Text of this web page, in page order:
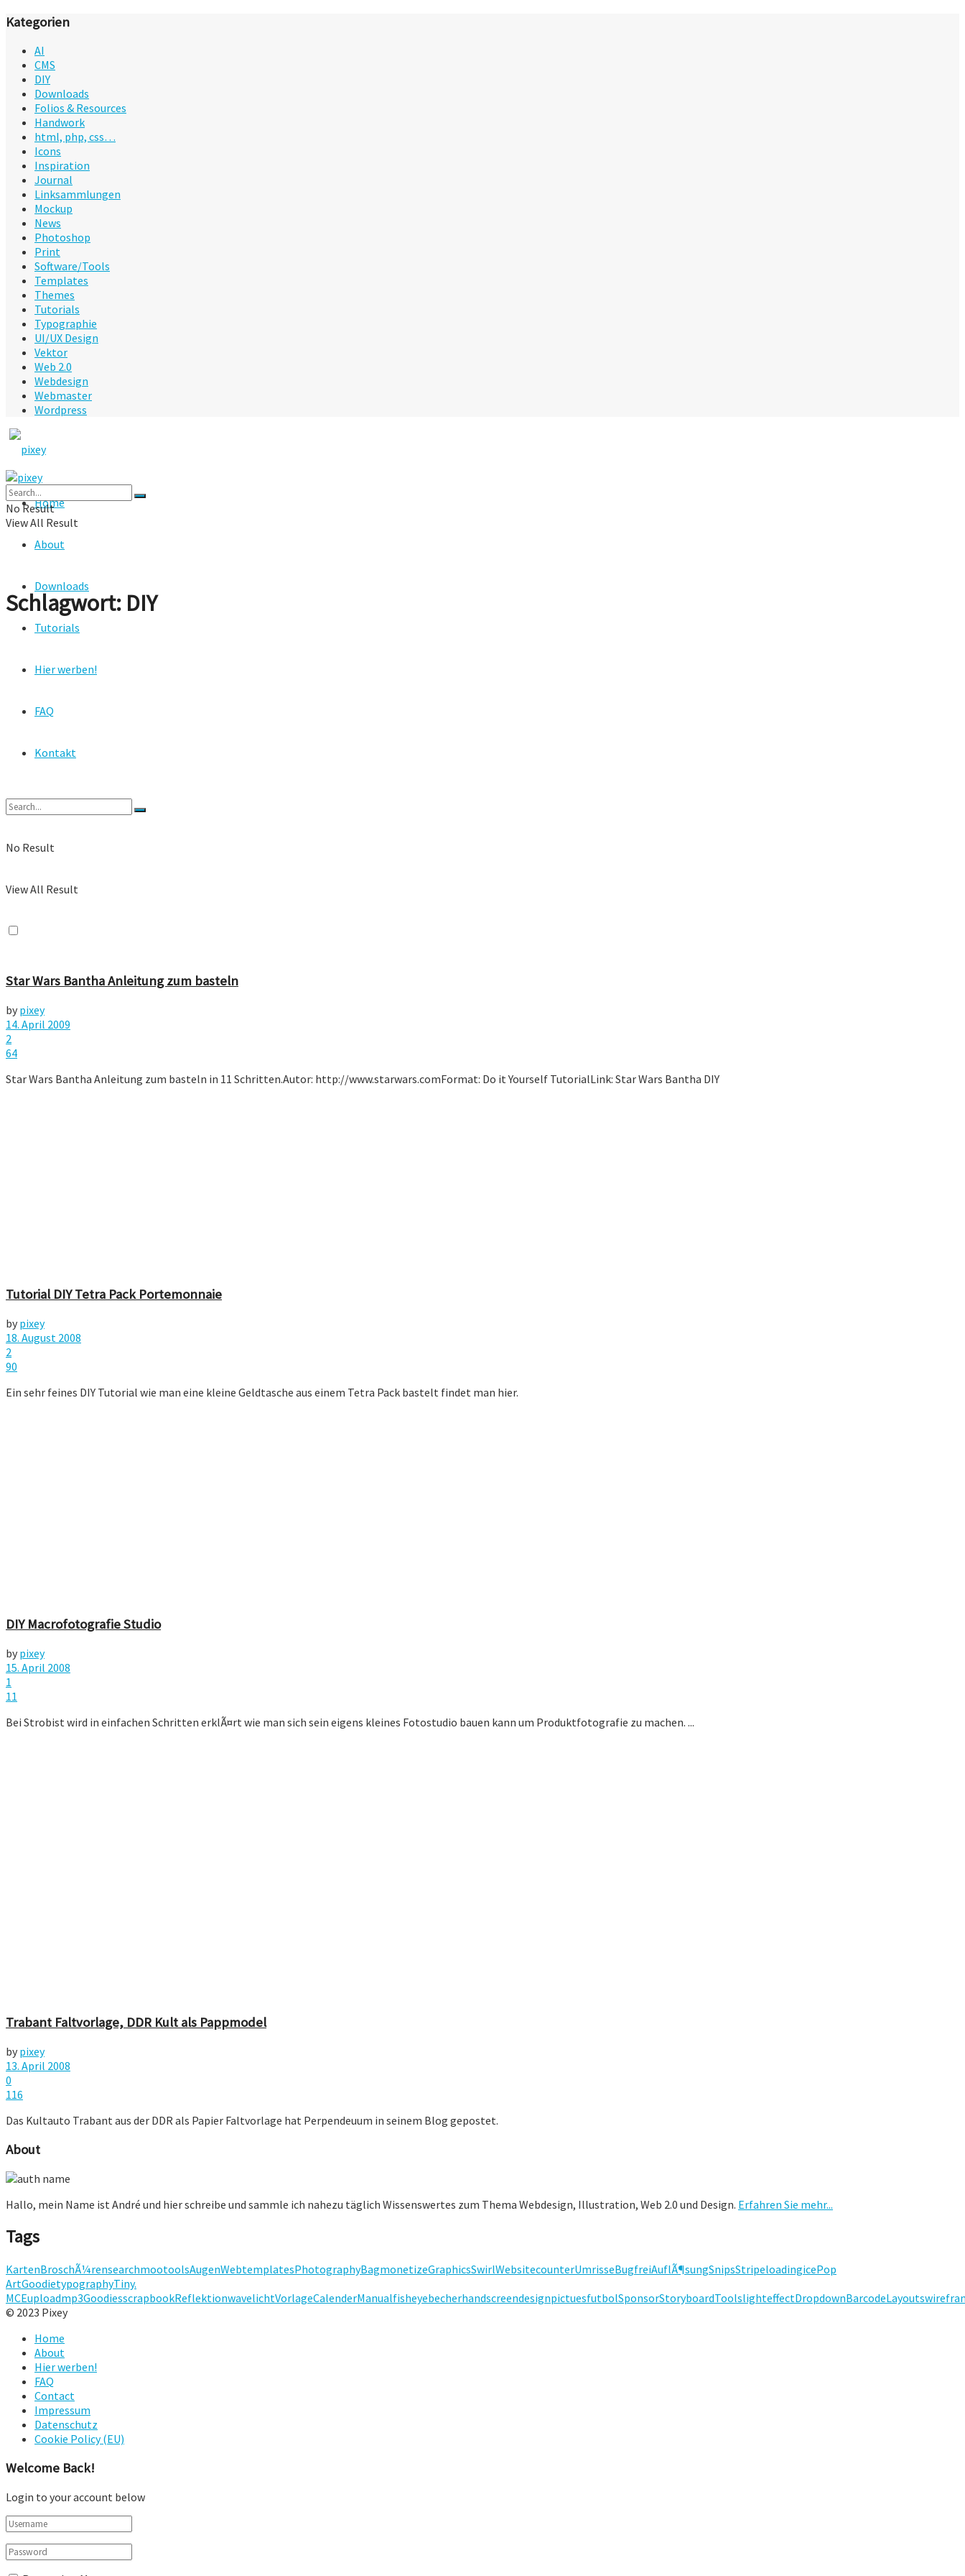
Kategorien
AI
CMS
DIY
Downloads
Folios & Resources
Handwork
html, php, css…
Icons
Inspiration
Journal
Linksammlungen
Mockup
News
Photoshop
Print
Software/Tools
Templates
Themes
Tutorials
Typographie
UI/UX Design
Vektor
Web 2.0
Webdesign
Webmaster
Wordpress
Home
About
Downloads
Tutorials
Hier werben!
FAQ
Kontakt
No Result
View All Result
No Result
View All Result
Schlagwort: DIY
Star Wars Bantha Anleitung zum basteln
by pixey
14. April 2009
2
64
Star Wars Bantha Anleitung zum basteln in 11 Schritten.Autor: http://www.starwars.comFormat: Do it Yourself TutorialLink: Star Wars Bantha DIY
Tutorial DIY Tetra Pack Portemonnaie
by pixey
18. August 2008
2
90
Ein sehr feines DIY Tutorial wie man eine kleine Geldtasche aus einem Tetra Pack bastelt findet man hier.
DIY Macrofotografie Studio
by pixey
15. April 2008
1
11
Bei Strobist wird in einfachen Schritten erklÃ¤rt wie man sich sein eigens kleines Fotostudio bauen kann um Produktfotografie zu machen. ...
Trabant Faltvorlage, DDR Kult als Pappmodel
by pixey
13. April 2008
0
116
Das Kultauto Trabant aus der DDR als Papier Faltvorlage hat Perpendeuum in seinem Blog gepostet.
About
Hallo, mein Name ist André und hier schreibe und sammle ich nahezu täglich Wissenswertes zum Thema Webdesign, Illustration, Web 2.0 und Design. Erfahren Sie mehr...
Tags
KartenBroschÃ¼rensearchmootoolsAugenWebtemplatesPhotographyBagmonetizeGraphicsSwirlWebsitecounterUmrisseBugfreiAuflÃ¶sungSnipsStripeloadingicePop
ArtGoodietypographyTiny.
MCEuploadmp3GoodiesscrapbookReflektionwavelichtVorlageCalenderManualfisheyebecherhandscreendesignpictuesfutbolSponsorStoryboardToolslighteffectDropdownBarcodeLayouts
© 2023 Pixey
Home
About
Hier werben!
FAQ
Contact
Impressum
Datenschutz
Cookie Policy (EU)
Welcome Back!
Login to your account below